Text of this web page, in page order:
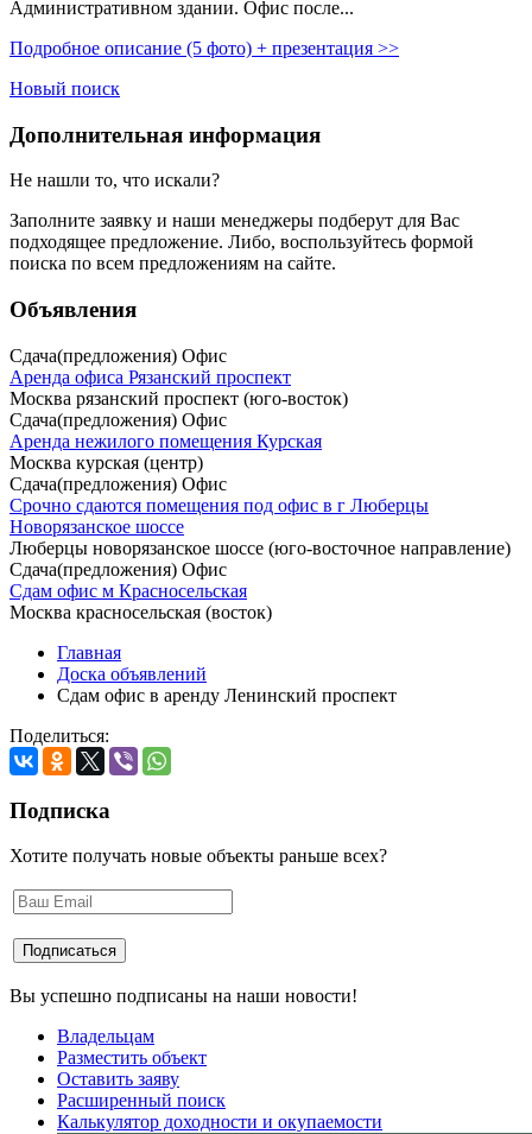
Административном здании. Офис после...
Подробное описание (5 фото) + презентация >>
Новый поиск
Дополнительная информация
Не нашли то, что искали?
Заполните заявку и наши менеджеры подберут для Вас
подходящее предложение. Либо, воспользуйтесь формой
поиска по всем предложениям на сайте.
Объявления
Сдача(предложения) Офис
Аренда офиса Рязанский проспект
Москва рязанский проспект (юго-восток)
Сдача(предложения) Офис
Аренда нежилого помещения Курская
Москва курская (центр)
Сдача(предложения) Офис
Срочно сдаются помещения под офис в г Люберцы
Новорязанское шоссе
Люберцы новорязанское шоссе (юго-восточное направление)
Сдача(предложения) Офис
Сдам офис м Красносельская
Москва красносельская (восток)
Главная
Доска объявлений
Сдам офис в аренду Ленинский проспект
Поделиться:
Подписка
Хотите получать новые объекты раньше всех?
Вы успешно подписаны на наши новости!
Владельцам
Разместить объект
Оставить заяву
Расширенный поиск
Калькулятор доходности и окупаемости